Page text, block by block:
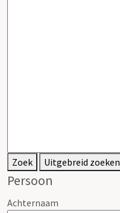
Zoek Uitgebreid zoeken
Persoon
Achternaam